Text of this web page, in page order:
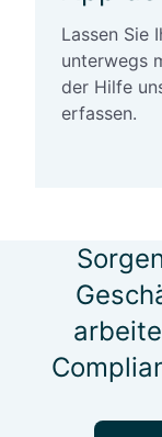
Lassen Sie
unterwegs
der Hilfe
erfassen.